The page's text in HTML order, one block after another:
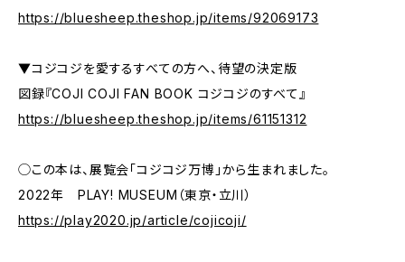
https://bluesheep.theshop.jp/items/92069173
▼コジコジを愛するすべての方へ、待望の決定版
図録『COJI COJI FAN BOOK コジコジのすべて』
https://bluesheep.theshop.jp/items/61151312
◯この本は、展覧会「コジコジ万博」から生まれました。
2022年 PLAY! MUSEUM（東京・立川）
https://play2020.jp/article/cojicoji/